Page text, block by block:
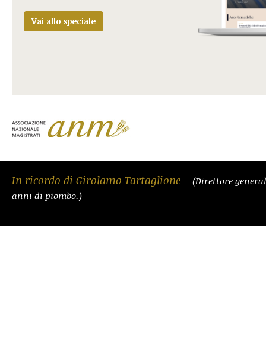
Vai allo speciale
In ricordo di Girolamo Tartaglione
(Direttore
anni di piombo.)